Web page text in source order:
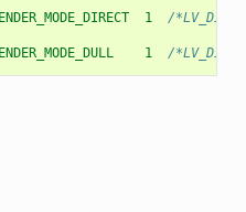
1 /
1 /